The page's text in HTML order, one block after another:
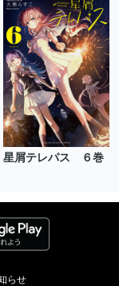
星屑テレパス ６巻
らせ